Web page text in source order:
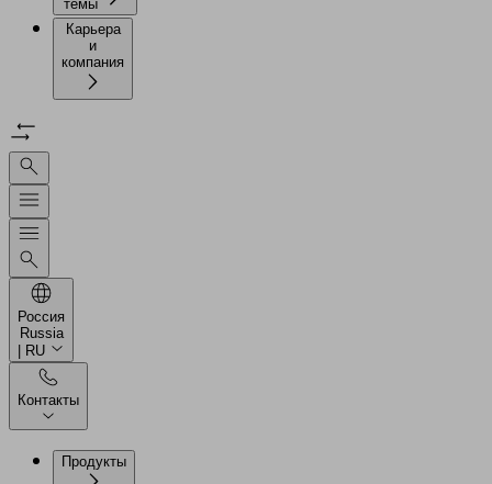
темы
Карьера
и
компания
Россия
Russia
| RU
Контакты
Продукты